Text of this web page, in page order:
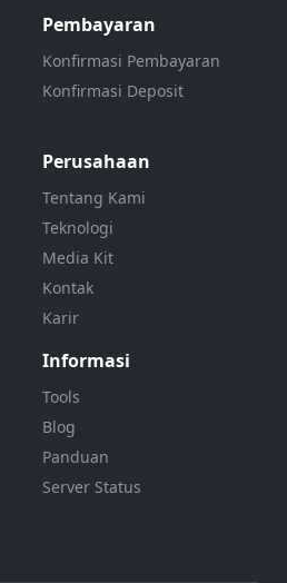
Pembayaran
Konfirmasi Pembayaran
Konfirmasi Deposit
Perusahaan
Tentang Kami
Teknologi
Media Kit
Kontak
Karir
Informasi
Tools
Blog
Panduan
Server Status